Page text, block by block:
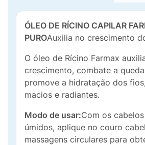
ÓLEO DE RÍCINO CAPILAR
PUROAuxilia no crescimento
O óleo de Rícino Farmax
crescimento, combate a
promove a hidratação dos
macios e radiantes.
Modo de usar:Com os
úmidos, aplique no couro
massagens circulares para